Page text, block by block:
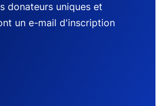
donateurs uniques et
un e-mail d'inscription